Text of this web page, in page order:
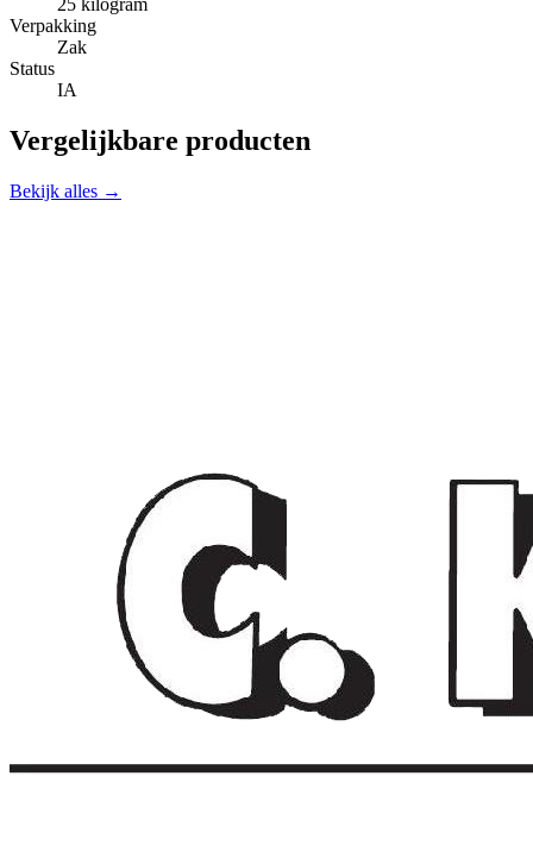
25 kilogram
Verpakking
Zak
Status
IA
Vergelijkbare producten
Bekijk alles →